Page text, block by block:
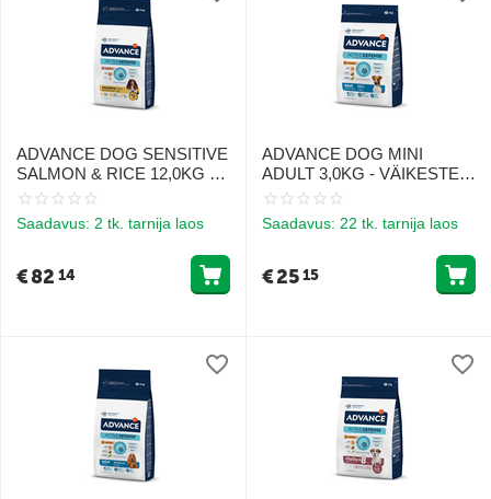
ADVANCE DOG SENSITIVE
SALMON & RICE 12,0KG -
TUNDLIKELE KOERTELE
Saadavus: 2 tk. tarnija laos
€82 14
ADVANCE DOG MINI
ADULT 3,0KG - VÄIKESTE
TÕUGUDE KOERTELE
Saadavus: 22 tk. tarnija laos
€2515